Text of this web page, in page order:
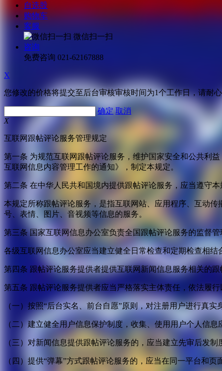
自选股
购物车
客服
微信扫一扫
咨询
免费咨询 021-62167888
X
您修改的价格将提交至后台审核审核时间为1个工作日，请耐
确定 取消
X
互联网跟帖评论服务管理规定
第一条 为规范互联网跟帖评论服务，维护国家安全和公共利
互联网信息内容管理工作的通知》，制定本规定。
第二条 在中华人民共和国境内提供跟帖评论服务，应当遵守本
本规定所称跟帖评论服务，是指互联网站、应用程序、互动
号、表情、图片、音视频等信息的服务。
第三条 国家互联网信息办公室负责全国跟帖评论服务的监督
各级互联网信息办公室应当建立健全日常检查和定期检查相
第四条 跟帖评论服务提供者提供互联网新闻信息服务相关的
第五条 跟帖评论服务提供者应当严格落实主体责任，依法履
（一）按照“后台实名、前台自愿”原则，对注册用户进行真
（二）建立健全用户信息保护制度，收集、使用用户个人信
（三）对新闻信息提供跟帖评论服务的，应当建立先审后发制
（四）提供“弹幕”方式跟帖评论服务的，应当在同一平台和